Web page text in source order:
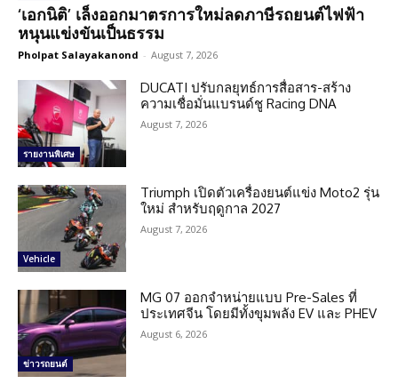
‘เอกนิติ’ เล็งออกมาตรการใหม่ลดภาษีรถยนต์ไฟฟ้า
หนุนแข่งขันเป็นธรรม
Pholpat Salayakanond - August 7, 2026
รายงานพิเศษ
DUCATI ปรับกลยุทธ์การสื่อสาร-สร้าง
ความเชื่อมั่นแบรนด์ชู Racing DNA
August 7, 2026
Vehicle
Triumph เปิดตัวเครื่องยนต์แข่ง Moto2 รุ่น
ใหม่ สำหรับฤดูกาล 2027
August 7, 2026
ข่าวรถยนต์
MG 07 ออกจำหน่ายแบบ Pre-Sales ที่
ประเทศจีน โดยมีทั้งขุมพลัง EV และ PHEV
August 6, 2026